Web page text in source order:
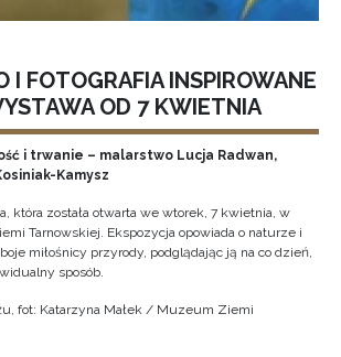
I FOTOGRAFIA INSPIROWANE
OD 7 KWIETNIA
i trwanie – malarstwo Lucja Radwan,
Kamysz
która została otwarta we wtorek, 7 kwietnia, w
Tarnowskiej. Ekspozycja opowiada o naturze i
miłośnicy przyrody, podglądając ją na co dzień,
sposób.
fot: Katarzyna Małek / Muzeum Ziemi